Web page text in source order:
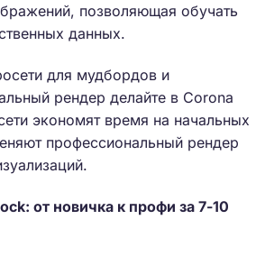
позволяющая обучать
данных.
для мудбордов и
рендер делайте в Corona
экономят время на начальных
профессиональный рендер
от новичка к профи за 7-10